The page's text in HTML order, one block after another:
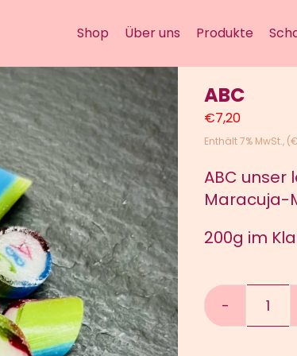
Shop Über uns Produkte
ABC
€7,20
Enthält 7% MwSt. (
ABC unser
Maracuja-
200g im
ABC